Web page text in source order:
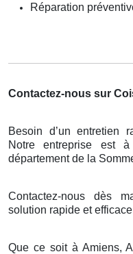
Réparation
Contactez-nous sur
Besoin d’un entretien
Notre entreprise est à
département de la
Contactez-nous dès
solution rapide et
Que ce soit à Amiens,